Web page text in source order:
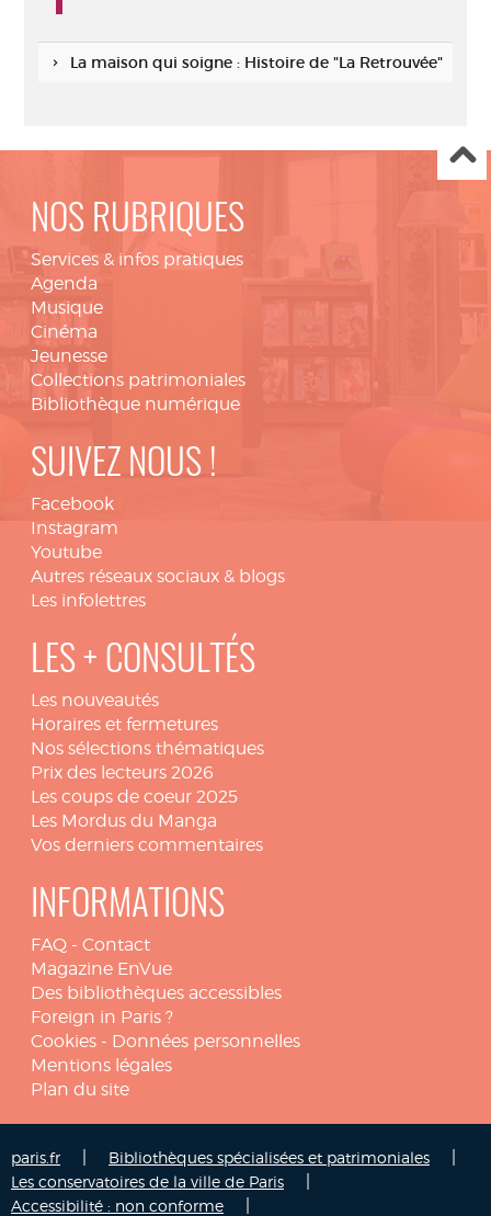
La maison qui soigne : Histoire de "La Retrouvée"
NOS RUBRIQUES
Services & infos pratiques
Agenda
Musique
Cinéma
Jeunesse
Collections patrimoniales
Bibliothèque numérique
SUIVEZ NOUS !
Facebook
Instagram
Youtube
Autres réseaux sociaux & blogs
Les infolettres
LES + CONSULTÉS
Les nouveautés
Horaires et fermetures
Nos sélections thématiques
Prix des lecteurs 2026
Les coups de coeur 2025
Les Mordus du Manga
Vos derniers commentaires
INFORMATIONS
FAQ - Contact
Magazine EnVue
Des bibliothèques accessibles
Foreign in Paris ?
Cookies - Données personnelles
Mentions légales
Plan du site
paris.fr Bibliothèques spécialisées et patrimoniales
Les conservatoires de la ville de Paris
Accessibilité : non conforme